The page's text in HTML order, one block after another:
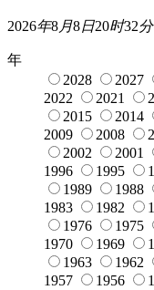
2026年8月8日20时32分
年
2028
2027
2022
2021
2015
2014
2009
2008
2002
2001
1996
1995
1989
1988
1983
1982
1976
1975
1970
1969
1963
1962
1957
1956